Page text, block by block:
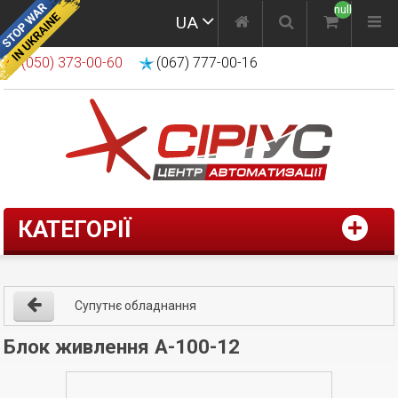
UA
null
(050) 373-00-60 (067) 777-00-16
КАТЕГОРІЇ
Супутнє обладнання
Блок живлення A-100-12